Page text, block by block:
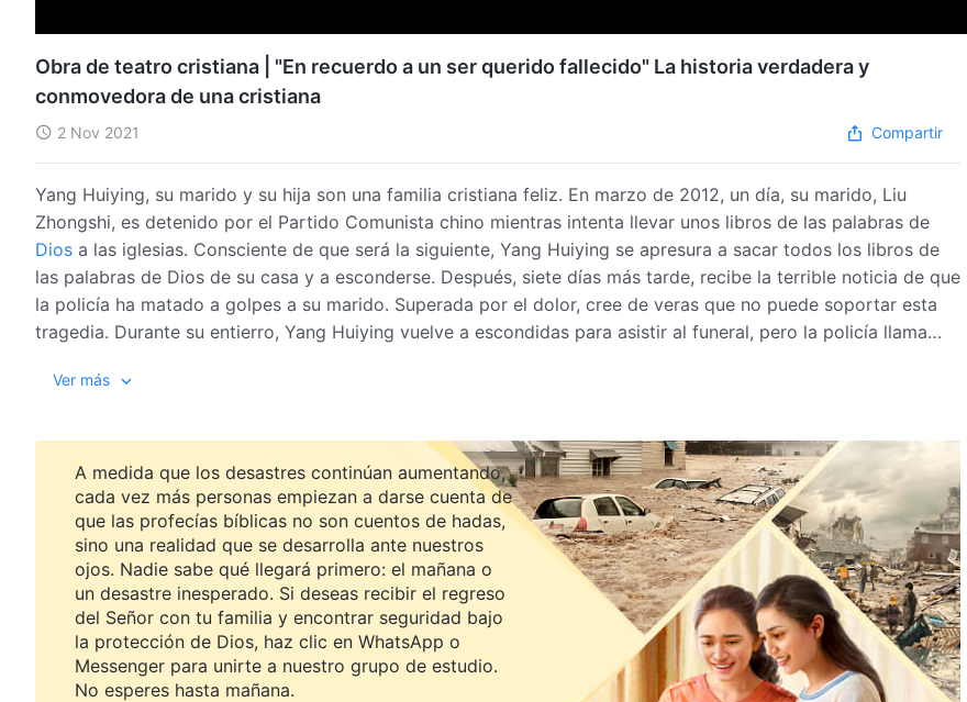
Obra de teatro cristiana | "En recuerdo a un ser querido fallecido" La historia verdadera y
conmovedora de una cristiana
2 Nov 2021 Compartir
Yang Huiying, su marido y su hija son una familia cristiana feliz. En marzo de 2012, un día, su marido, Liu
Zhongshi, es detenido por el Partido Comunista chino mientras intenta llevar unos libros de las palabras de
Dios a las iglesias. Consciente de que será la siguiente, Yang Huiying se apresura a sacar todos los libros de
las palabras de Dios de su casa y a esconderse. Después, siete días más tarde, recibe la terrible noticia de que
la policía ha matado a golpes a su marido. Superada por el dolor, cree de veras que no puede soportar esta
tragedia. Durante su entierro, Yang Huiying vuelve a escondidas para asistir al funeral, pero la policía llama
corriendo lo antes posible. La muerte de Liu Zhongshi fue un golpe terrible tanto para su mujer como para su
esta oscura nube que supone perder a un marido, perder a un padre?
Ver más
A medida que los desastres continúan aumentando,
cada vez más personas empiezan a darse cuenta de
que las profecías bíblicas no son cuentos de hadas,
sino una realidad que se desarrolla ante nuestros
ojos. Nadie sabe qué llegará primero: el mañana o
un desastre inesperado. Si deseas recibir el regreso
del Señor con tu familia y encontrar seguridad bajo
la protección de Dios, haz clic en WhatsApp o
Messenger para unirte a nuestro grupo de estudio.
No esperes hasta mañana.